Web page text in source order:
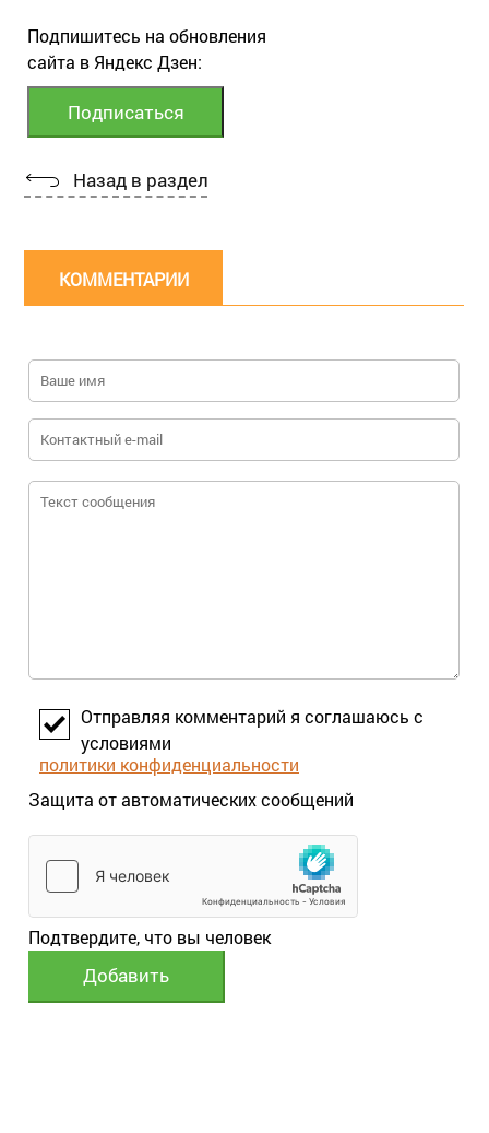
Подпишитесь на обновления
сайта в Яндекс Дзен:
Назад в раздел
КОММЕНТАРИИ
Отправляя комментарий я соглашаюсь с
условиями
политики конфиденциальности
Защита от автоматических сообщений
Подтвердите, что вы человек